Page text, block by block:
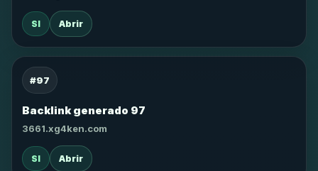
SI Abrir
#97
Backlink generado 97
3661.xg4ken.com
SI Abrir